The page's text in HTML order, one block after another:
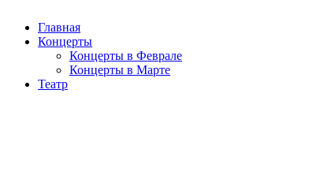
Главная
Концерты
Концерты в Феврале
Концерты в Марте
Театр